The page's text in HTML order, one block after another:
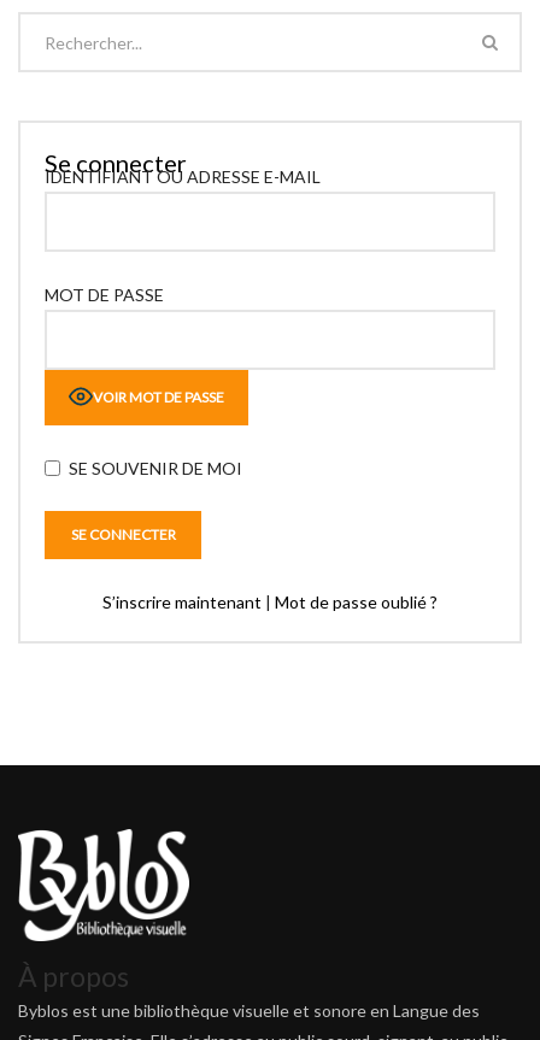
Se connecter
IDENTIFIANT OU ADRESSE E-MAIL
MOT DE PASSE
VOIR MOT DE PASSE
SE SOUVENIR DE MOI
S’inscrire maintenant | Mot de passe oublié ?
À propos
Byblos est une bibliothèque visuelle et sonore en Langue des